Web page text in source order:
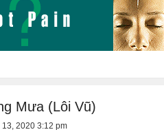
Mưa (Lôi Vũ)
2020 3:12 pm